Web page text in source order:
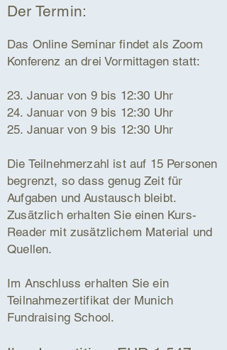
Der Termin:
Das Online Seminar findet als Zoom
Konferenz an drei Vormittagen statt:
23. Januar von 9 bis 12:30 Uhr
24. Januar von 9 bis 12:30 Uhr
25. Januar von 9 bis 12:30 Uhr
Die Teilnehmerzahl ist auf 15 Personen
begrenzt, so dass genug Zeit für
Aufgaben und Austausch bleibt.
Zusätzlich erhalten Sie einen Kurs-
Reader mit zusätzlichem Material und
Quellen.
Im Anschluss erhalten Sie ein
Teilnahmezertifikat der Munich
Fundraising School.